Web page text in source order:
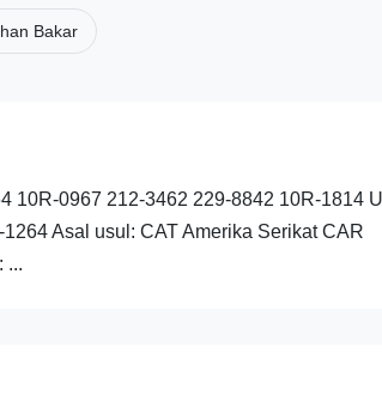
Bakar
10R-0967 212-3462 229-8842 10R-1814
Asal usul: CAT Amerika Serikat CAR
...